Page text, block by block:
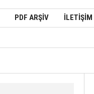
PDF ARŞİV İLETİŞİM